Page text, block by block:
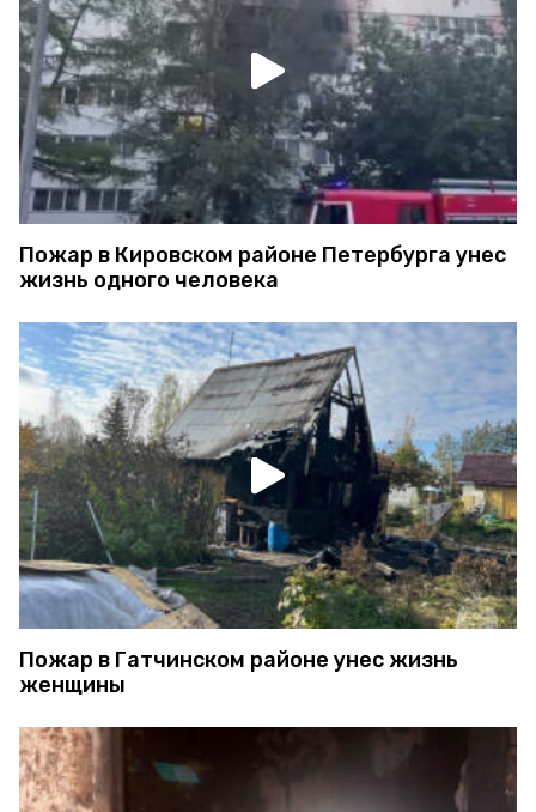
Пожар в Кировском районе Петербурга унес
жизнь одного человека
Пожар в Гатчинском районе унес жизнь
женщины